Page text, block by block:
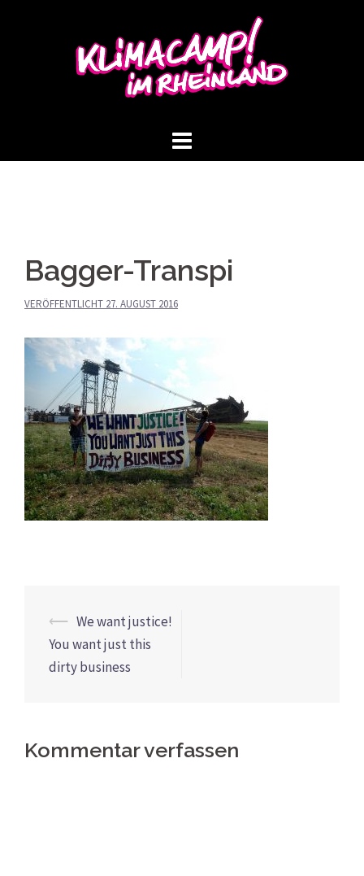
Bagger-Transpi
VERÖFFENTLICHT 27. AUGUST 2016
Beitrags-
Navigation
⟵ We want justice!
You want just this
dirty business
Kommentar verfassen